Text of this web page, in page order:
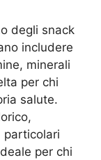
degli snack
includere
minerali
per chi
salute.
particolari
per chi